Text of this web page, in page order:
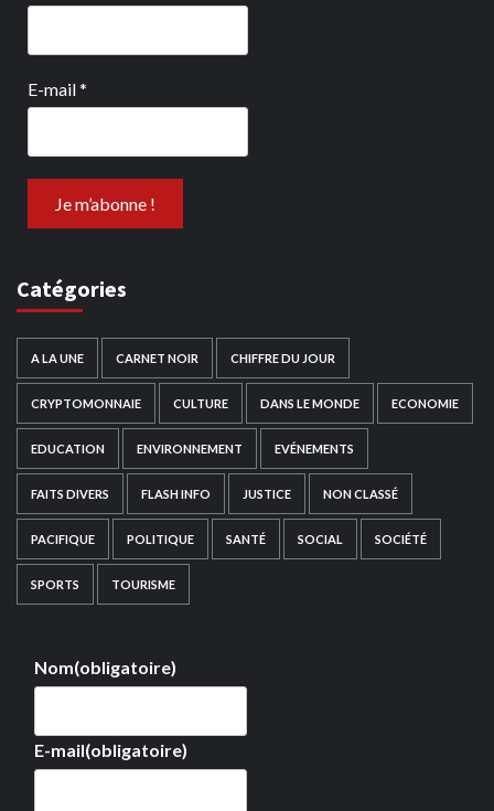
E-mail*
Catégories
A LA UNE CARNET NOIR CHIFFRE DU JOUR
CRYPTOMONNAIE CULTURE DANS LE MONDE ECONOMIE
EDUCATION ENVIRONNEMENT EVÉNEMENTS
FAITS DIVERS FLASH INFO JUSTICE NON CLASSÉ
PACIFIQUE POLITIQUE SANTÉ SOCIAL SOCIÉTÉ
SPORTS TOURISME
Nom(obligatoire)
E-mail(obligatoire)